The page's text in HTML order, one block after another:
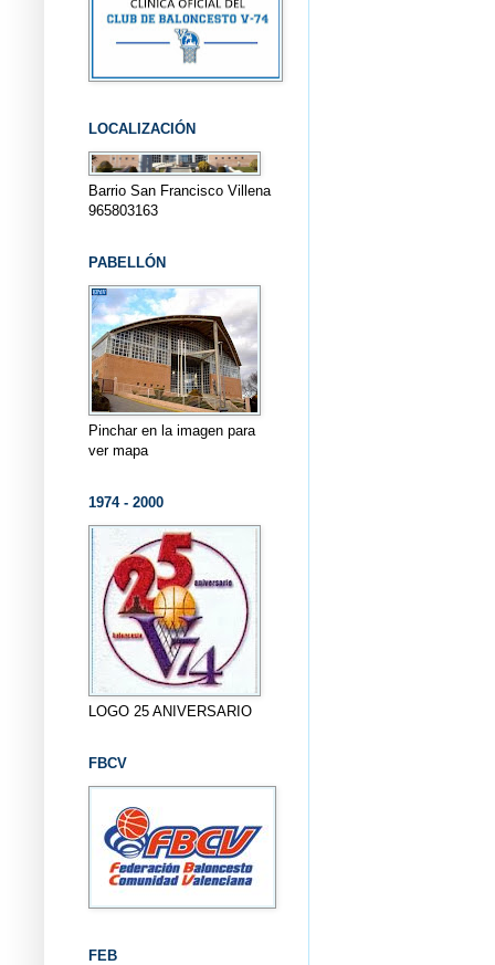
LOCALIZACIÓN
Barrio San Francisco Villena
965803163
PABELLÓN
Pinchar en la imagen para
ver mapa
1974 - 2000
LOGO 25 ANIVERSARIO
FBCV
FEB